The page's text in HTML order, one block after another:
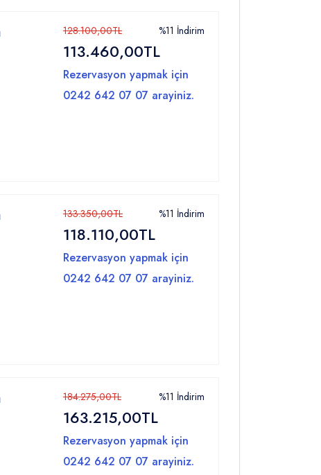
128.100,00TL %11 İndirim
113.460,00TL
Rezervasyon yapmak için
0242 642 07 07 arayiniz.
133.350,00TL %11 İndirim
118.110,00TL
Rezervasyon yapmak için
0242 642 07 07 arayiniz.
184.275,00TL %11 İndirim
163.215,00TL
Rezervasyon yapmak için
0242 642 07 07 arayiniz.